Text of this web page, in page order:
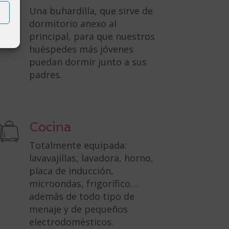
Una buhardilla, que sirve de
dormitorio anexo al
principal, para que nuestros
huéspedes más jóvenes
puedan dormir junto a sus
padres.
Cocina
Totalmente equipada:
lavavajillas, lavadora, horno,
placa de inducción,
microondas, frigorífico…
además de todo tipo de
menaje y de pequeños
electrodomésticos.